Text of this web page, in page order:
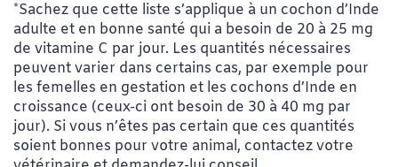
*Sachez que cette liste s’applique à un cochon d’Inde
adulte et en bonne santé qui a besoin de 20 à 25 mg
de vitamine C par jour. Les quantités nécessaires
peuvent varier dans certains cas, par exemple pour
les femelles en gestation et les cochons d’Inde en
croissance (ceux-ci ont besoin de 30 à 40 mg par
jour). Si vous n’êtes pas certain que ces quantités
soient bonnes pour votre animal, contactez votre